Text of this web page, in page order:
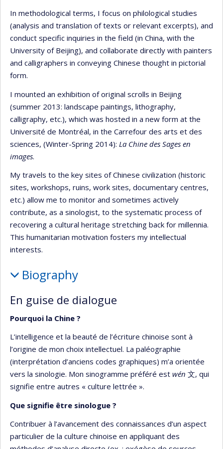
In methodological terms, I focus on philological studies
(analysis and translation of texts or relevant excerpts), and
conduct specific inquiries in the field (in China, with the
University of Beijing), and collaborate directly with painters
and calligraphers in conveying Chinese thought in pictorial
form.
I mounted an exhibition of original scrolls in Beijing
(summer 2013: landscape paintings, lithography,
calligraphy, etc.), which was hosted in a new form at the
Université de Montréal, in the Carrefour des arts et des
sciences, (Winter-Spring 2014): La Chine des Sages en
images.
My travels to the key sites of Chinese civilization (historic
sites, workshops, ruins, work sites, documentary centres,
etc.) allow me to monitor and sometimes actively
contribute, as a sinologist, to the systematic process of
recovering a cultural heritage stretching back for millennia.
This humanitarian motivation fosters my intellectual
interests.
Biography
En guise de dialogue
Pourquoi la Chine ?
L’intelligence et la beauté de l’écriture chinoise sont à
l’origine de mon choix intellectuel. La paléographie
(interprétation d’anciens codes graphiques) m’a orientée
vers la sinologie. Mon sinogramme préféré est wén 文, qui
signifie entre autres « culture lettrée ».
Que signifie être sinologue ?
Contribuer à l’avancement des connaissances d’un aspect
particulier de la culture chinoise en appliquant des